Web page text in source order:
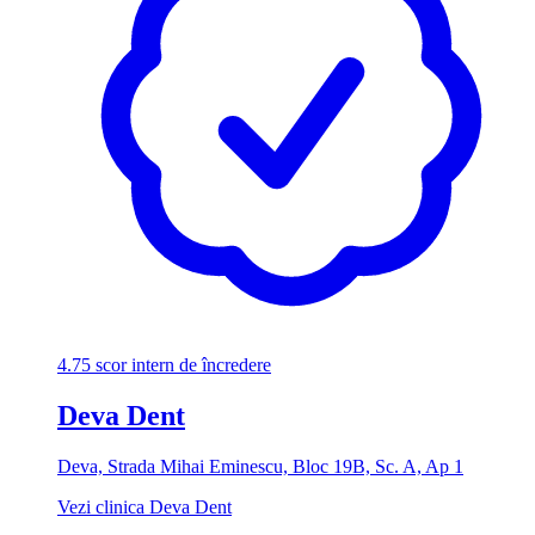
4.75 scor intern de încredere
Deva Dent
Deva, Strada Mihai Eminescu, Bloc 19B, Sc. A, Ap 1
Vezi clinica Deva Dent